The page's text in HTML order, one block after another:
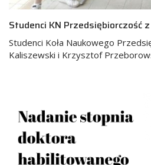
Studenci KN Przedsiębiorczość
Studenci Koła Naukowego
Kaliszewski i Krzysztof